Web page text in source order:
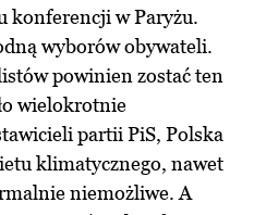
konferencji w Paryżu.
wyborów obywateli.
powinien zostać ten
wielokrotnie
partii PiS, Polska
klimatycznego, nawet
niemożliwe. A